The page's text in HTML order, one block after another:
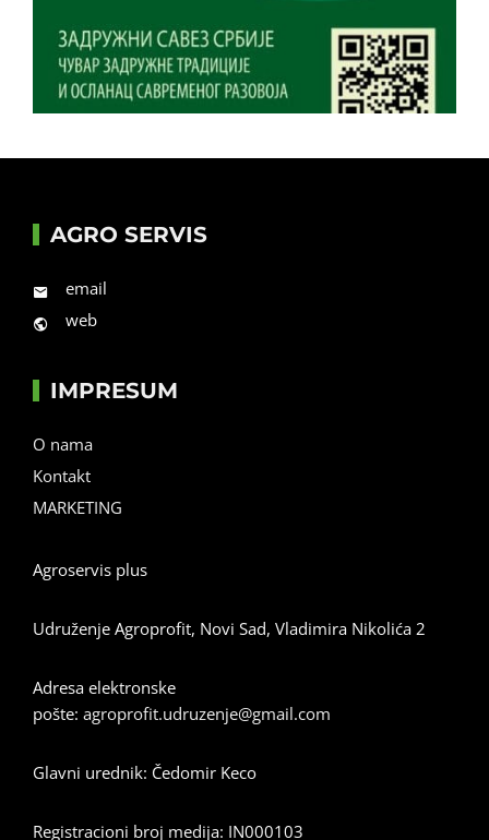
AGRO SERVIS
email
web
IMPRESUM
O nama
Kontakt
MARKETING
Agroservis plus
Udruženje Agroprofit, Novi Sad, Vladimira Nikolića 2
Adresa elektronske
pošte: agroprofit.udruzenje@gmail.com
Glavni urednik: Čedomir Keco
Registracioni broj medija: IN000103